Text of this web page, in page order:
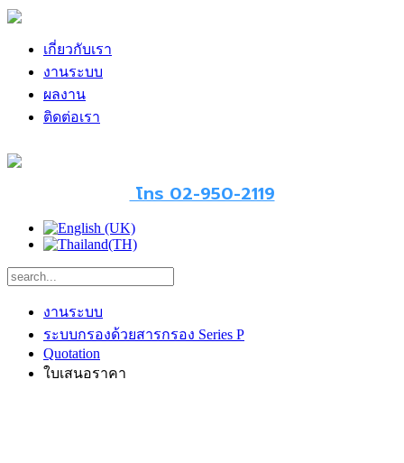
เกี่ยวกับเรา
งานระบบ
ผลงาน
ติดต่อเรา
โทร 02-950-2119
งานระบบ
ระบบกรองด้วยสารกรอง Series P
Quotation
ใบเสนอราคา